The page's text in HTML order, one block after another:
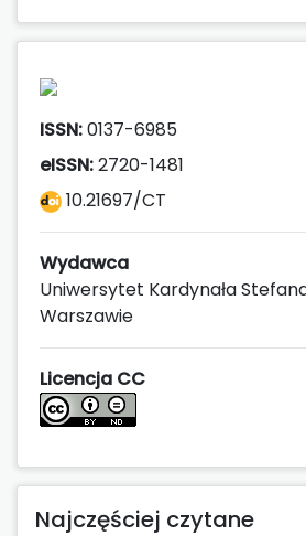
ISSN:0137-6985
eISSN:2720-1481
10.21697/CT
Wydawca
Uniwersytet Kardynała
Warszawie
Licencja CC
Najczęściej czytane